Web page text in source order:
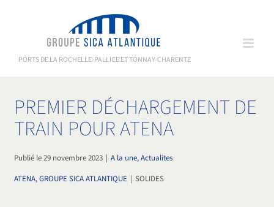
PORTS DE LA ROCHELLE-PALLICE ET TONNAY-CHARENTE
PREMIER DÉCHARGEMENT DE
TRAIN POUR ATENA
Publié le 29 novembre 2023 | A la une, Actualites
ATENA, GROUPE SICA ATLANTIQUE | SOLIDES